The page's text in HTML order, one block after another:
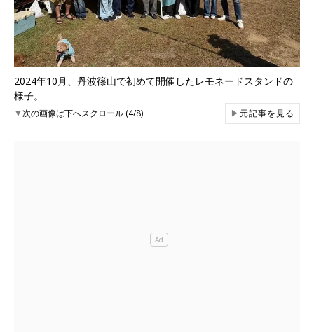
2024年10月、丹波篠山で初めて開催したレモネードスタンドの
様子。
▼次の画像は下へスクロール (4/8) ▶元記事を見る